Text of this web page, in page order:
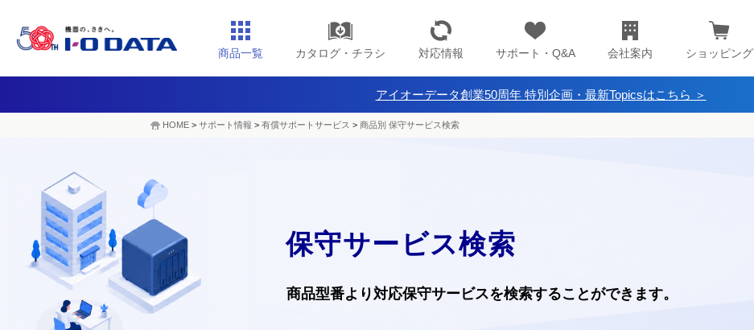
商品一覧 カタログ・チラシ 対応情報 サポート・Q&A 会社案内 ショッピング
アイオーデータ創業50周年 特別企画・最新Topicsはこちら ＞
HOME > サポート情報 > 有償サポートサービス > 商品別 保守サービス検索
保守サービス検索
商品型番より対応保守サービスを検索することができます。